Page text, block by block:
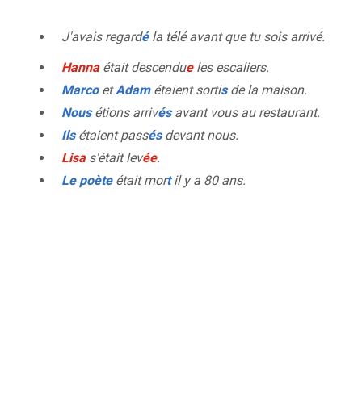
J'avais regardéla télé avant que tu sois arrivé.
Hannaétait descendueles escaliers.
MarcoetAdamétaient sortisde la maison.
Nousétions arrivésavant vous au restaurant.
Ilsétaient passésdevant nous.
Lisas'était levée.
Le poèteétait mortil y a 80 ans.